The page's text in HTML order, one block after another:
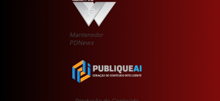
Mantenedor
PDNews